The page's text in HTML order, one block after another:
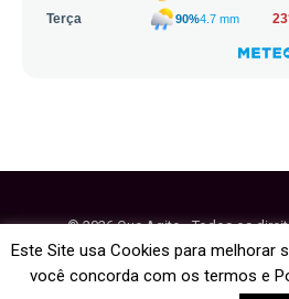
© 2026 Que Agito - Todos os
64.884.270/
Este Site usa Cookies para melhorar
você concorda com os termos e